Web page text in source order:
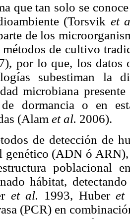
que tan solo se
(Torsvik et
de los
métodos de cultivo
por lo que, los datos
subestiman la
microbiana
de dormancia o en
(Alam et al. 2006).
de detección de
genético (ADN ó
poblacional
hábitat,
et al. 1993, Huberet
(PCR) en